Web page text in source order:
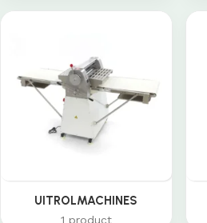
UITROLMACHINES
1 product